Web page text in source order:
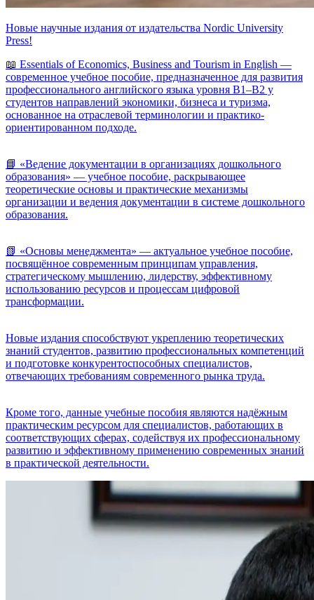
Новые научные издания от издательства Nordic University
Press!
📖 Essentials of Economics, Business and Tourism in English —
современное учебное пособие, предназначенное для развития
профессионального английского языка уровня B1–B2 у
студентов направлений экономики, бизнеса и туризма,
основанное на отраслевой терминологии и практико-
ориентированном подходе.
📘 «Ведение документации в организациях дошкольного
образования» — учебное пособие, раскрывающее
теоретические основы и практические механизмы
организации и ведения документации в системе дошкольного
образования.
📗 «Основы менеджмента» — актуальное учебное пособие,
посвящённое современным принципам управления,
стратегическому мышлению, лидерству, эффективному
использованию ресурсов и процессам цифровой
трансформации.
Новые издания способствуют укреплению теоретических
знаний студентов, развитию профессиональных компетенций
и подготовке конкурентоспособных специалистов,
отвечающих требованиям современного рынка труда.
Кроме того, данные учебные пособия являются надёжным
практическим ресурсом для специалистов, работающих в
соответствующих сферах, содействуя их профессиональному
развитию и эффективному применению современных знаний
в практической деятельности.